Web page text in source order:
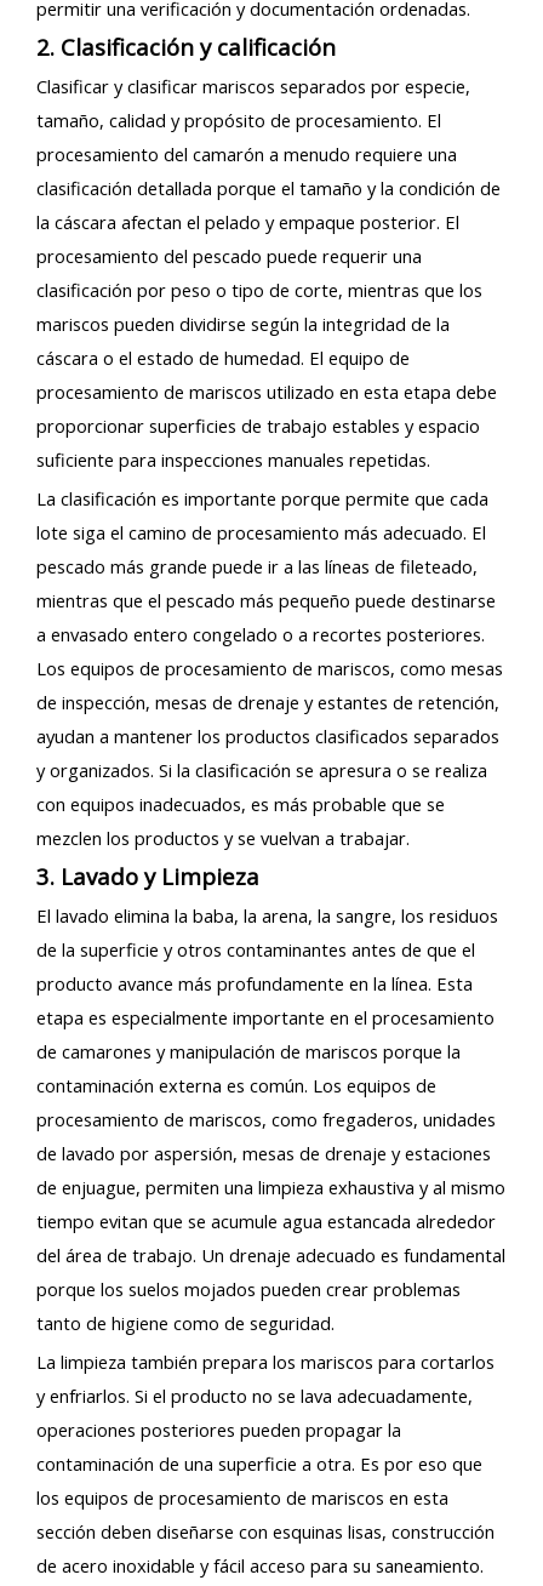
permitir una verificación y documentación ordenadas.
2. Clasificación y calificación
Clasificar y clasificar mariscos separados por especie,
tamaño, calidad y propósito de procesamiento. El
procesamiento del camarón a menudo requiere una
clasificación detallada porque el tamaño y la condición de
la cáscara afectan el pelado y empaque posterior. El
procesamiento del pescado puede requerir una
clasificación por peso o tipo de corte, mientras que los
mariscos pueden dividirse según la integridad de la
cáscara o el estado de humedad. El equipo de
procesamiento de mariscos utilizado en esta etapa debe
proporcionar superficies de trabajo estables y espacio
suficiente para inspecciones manuales repetidas.
La clasificación es importante porque permite que cada
lote siga el camino de procesamiento más adecuado. El
pescado más grande puede ir a las líneas de fileteado,
mientras que el pescado más pequeño puede destinarse
a envasado entero congelado o a recortes posteriores.
Los equipos de procesamiento de mariscos, como mesas
de inspección, mesas de drenaje y estantes de retención,
ayudan a mantener los productos clasificados separados
y organizados. Si la clasificación se apresura o se realiza
con equipos inadecuados, es más probable que se
mezclen los productos y se vuelvan a trabajar.
3. Lavado y Limpieza
El lavado elimina la baba, la arena, la sangre, los residuos
de la superficie y otros contaminantes antes de que el
producto avance más profundamente en la línea. Esta
etapa es especialmente importante en el procesamiento
de camarones y manipulación de mariscos porque la
contaminación externa es común. Los equipos de
procesamiento de mariscos, como fregaderos, unidades
de lavado por aspersión, mesas de drenaje y estaciones
de enjuague, permiten una limpieza exhaustiva y al mismo
tiempo evitan que se acumule agua estancada alrededor
del área de trabajo. Un drenaje adecuado es fundamental
porque los suelos mojados pueden crear problemas
tanto de higiene como de seguridad.
La limpieza también prepara los mariscos para cortarlos
y enfriarlos. Si el producto no se lava adecuadamente,
operaciones posteriores pueden propagar la
contaminación de una superficie a otra. Es por eso que
los equipos de procesamiento de mariscos en esta
sección deben diseñarse con esquinas lisas, construcción
de acero inoxidable y fácil acceso para su saneamiento.